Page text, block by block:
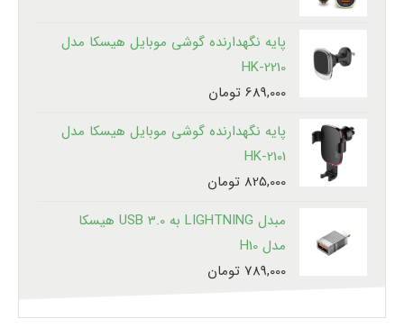
پایه نگهدارنده گوشی موبایل هیسکا مدل
HK-2210
689,000 تومان
پایه نگهدارنده گوشی موبایل هیسکا مدل
HK-2101
825,000 تومان
مبدل LIGHTNING به USB 3.0 هیسکا
مدل H10
789,000 تومان